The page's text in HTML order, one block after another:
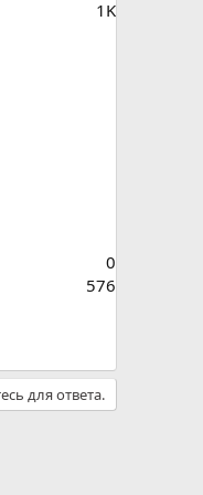
1K
0
576
для ответа.